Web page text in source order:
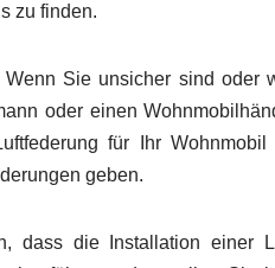
zu finden.
Wenn Sie unsicher sind oder
oder einen
für Ihr
geben.
dass die Installation einer